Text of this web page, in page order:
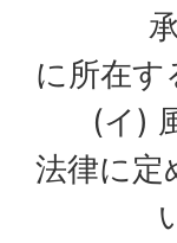
承諾を
に所在す
(イ) 風
法律に定
い